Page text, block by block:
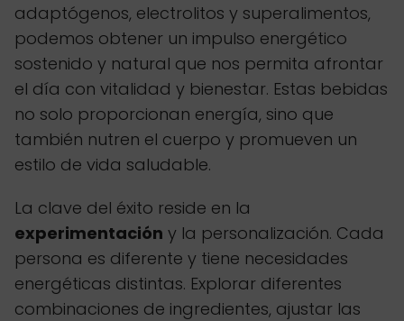
adaptógenos, electrolitos y superalimentos,
podemos obtener un impulso energético
sostenido y natural que nos permita afrontar
el día con vitalidad y bienestar. Estas bebidas
no solo proporcionan energía, sino que
también nutren el cuerpo y promueven un
estilo de vida saludable.
La clave del éxito reside en la
experimentación y la personalización. Cada
persona es diferente y tiene necesidades
energéticas distintas. Explorar diferentes
combinaciones de ingredientes, ajustar las